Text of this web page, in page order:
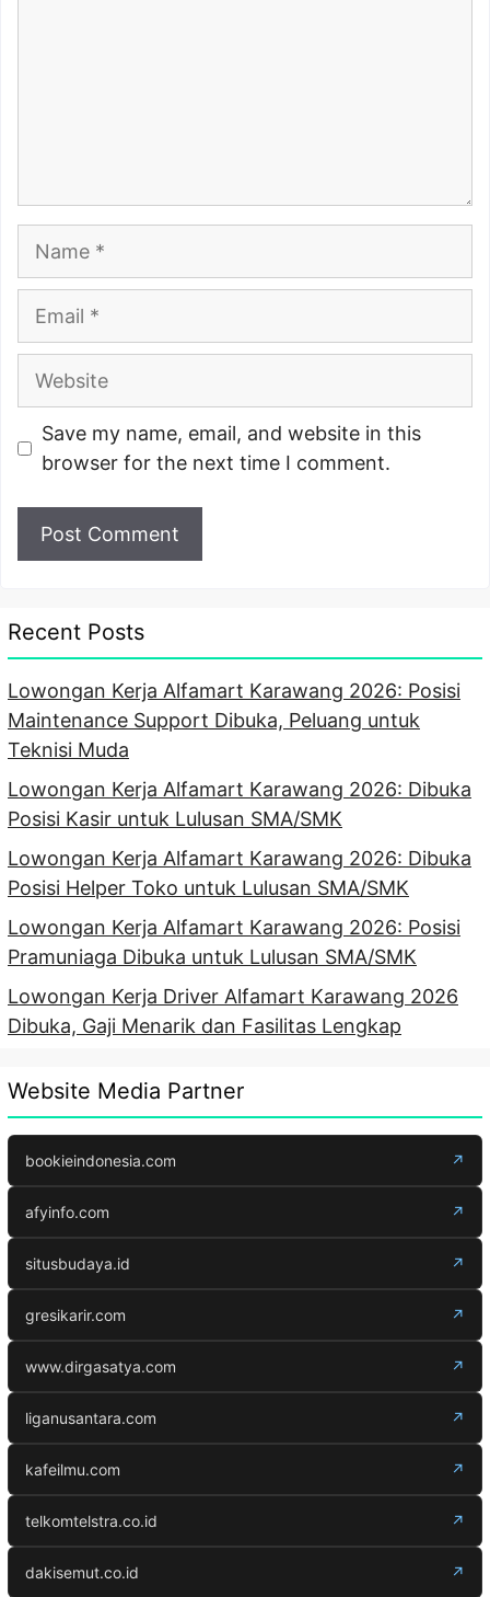
Name
Email
Website
Save my name, email, and website in this
browser for the next time I comment.
Recent Posts
Lowongan Kerja Alfamart Karawang 2026: Posisi
Maintenance Support Dibuka, Peluang untuk
Teknisi Muda
Lowongan Kerja Alfamart Karawang 2026: Dibuka
Posisi Kasir untuk Lulusan SMA/SMK
Lowongan Kerja Alfamart Karawang 2026: Dibuka
Posisi Helper Toko untuk Lulusan SMA/SMK
Lowongan Kerja Alfamart Karawang 2026: Posisi
Pramuniaga Dibuka untuk Lulusan SMA/SMK
Lowongan Kerja Driver Alfamart Karawang 2026
Dibuka, Gaji Menarik dan Fasilitas Lengkap
Website Media Partner
bookieindonesia.com ↗
afyinfo.com ↗
situsbudaya.id ↗
gresikarir.com ↗
www.dirgasatya.com ↗
liganusantara.com ↗
kafeilmu.com ↗
telkomtelstra.co.id ↗
dakisemut.co.id ↗